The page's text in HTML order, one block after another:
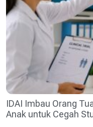
IDAI Imbau Orang
Anak untuk Cegah